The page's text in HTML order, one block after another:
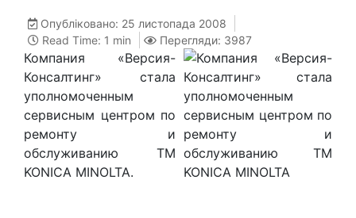
Опубліковано: 25 листопада 2008
Read Time: 1 min
Перегляди: 3987
Компания «Версия-
Консалтинг» стала
уполномоченным
сервисным центром по
ремонту и
обслуживанию ТМ
KONICA MINOLTA.